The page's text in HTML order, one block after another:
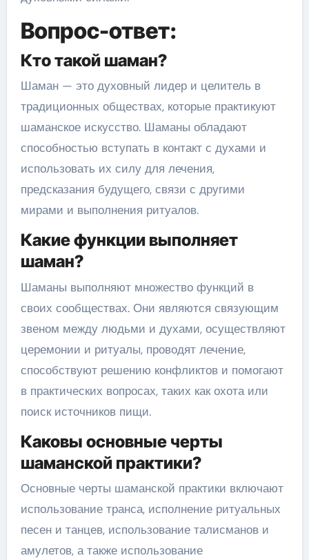
Вопрос-ответ:
Кто такой шаман?
Шаман — это духовный лидер и целитель в
традиционных обществах, которые практикуют
шаманское искусство. Шаманы обладают
способностью вступать в контакт с духами и
использовать их силу для лечения,
предсказания будущего, связи с другими
мирами и выполнения ритуалов.
Какие функции выполняет
шаман?
Шаманы выполняют множество функций в
своих сообществах. Они являются связующим
звеном между людьми и духами, осуществляют
церемонии и ритуалы, проводят лечение,
способствуют решению конфликтов и помогают
в практических вопросах, таких как охота или
поиск источников пищи.
Каковы основные черты
шаманской практики?
Основные черты шаманской практики включают
использование транса, исполнение ритуальных
песен и танцев, использование талисманов и
амулетов, а также использование